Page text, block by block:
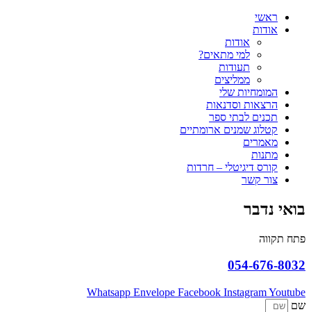
ראשי
אודות
אודות
למי מתאים?
תעודות
ממליצים
המומחיות שלי
הרצאות וסדנאות
תכנים לבתי ספר
קטלוג שמנים ארומתיים
מאמרים
מתנות
קורס דיגיטלי – חרדות
צור קשר
בואי נדבר
פתח תקווה
054-676-8032
Whatsapp Envelope Facebook InstagramYoutube
שם